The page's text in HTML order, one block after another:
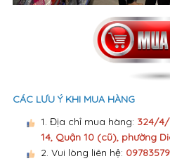
CÁC LƯU Ý KHI MUA HÀNG
1. Địa chỉ mua hàng: 324/4/
14, Quận 10 (cũ), phường
2. Vui lòng liên hệ: